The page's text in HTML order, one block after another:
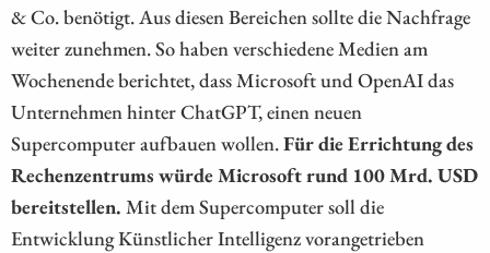
& Co. benötigt. Aus diesen Bereichen sollte die Nachfrage
weiter zunehmen. So haben verschiedene Medien am
Wochenende berichtet, dass Microsoft und OpenAI das
Unternehmen hinter ChatGPT, einen neuen
Supercomputer aufbauen wollen.Für die Errichtung des
Rechenzentrums würde Microsoft rund 100 Mrd. USD
bereitstellen. Mit dem Supercomputer soll die
Entwicklung Künstlicher Intelligenz vorangetrieben